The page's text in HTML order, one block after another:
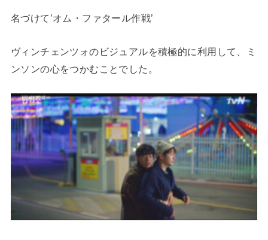
名づけて’オム・ファタール作戦’
ヴィンチェンツォのビジュアルを積極的に利用して、ミ
ンソンの心をつかむことでした。